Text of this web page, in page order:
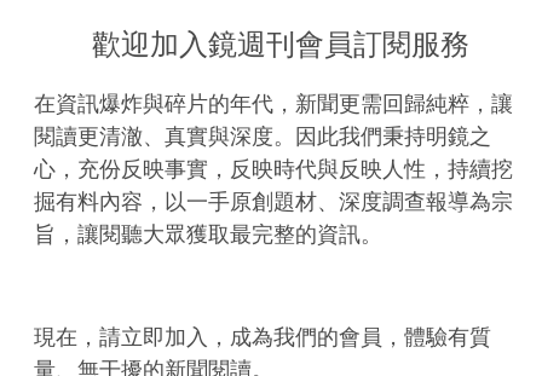
歡迎加入鏡週刊會員訂閱服務
在資訊爆炸與碎片的年代，新聞更需回歸純粹，讓
閱讀更清澈、真實與深度。因此我們秉持明鏡之
心，充份反映事實，反映時代與反映人性，持續挖
掘有料內容，以一手原創題材、深度調查報導為宗
旨，讓閱聽大眾獲取最完整的資訊。
現在，請立即加入，成為我們的會員，體驗有質
量、無干擾的新聞閱讀。